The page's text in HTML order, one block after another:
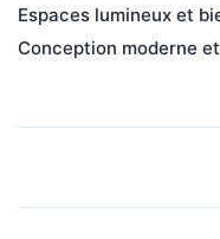
Espaces lumineux et
Conception moderne